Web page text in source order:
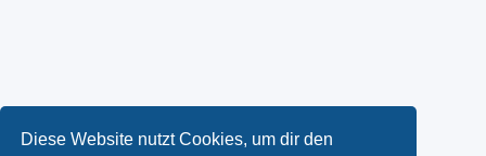
Diese Website nutzt Cookies, um dir den